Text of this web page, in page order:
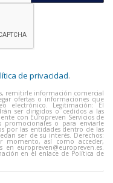
de privacidad.
remitirle información comercial
ofertas o informaciones que
electrónico. Legitimación: El
ser dirigidos o cedidos a las
con Europreven Servicios de
promocionales o para enviarle
por las entidades dentro de las
ser de su interés. Derechos:
momento, así como acceder,
en europreven@europreven.es.
en el enlace de Política de